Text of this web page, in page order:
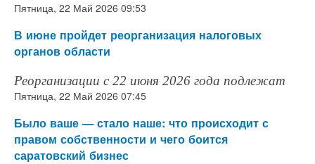
Пятница, 22 Май 2026 09:53
В июне пройдет реорганизация налоговых
органов области
Реорганизации с 22 июня 2026 года подлежат
Пятница, 22 Май 2026 07:45
Было ваше — стало наше: что происходит с
правом собственности и чего боится
саратовский бизнес